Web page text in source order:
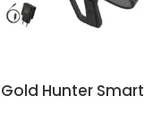
Hunter Smart